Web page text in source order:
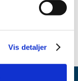
Vis detaljer